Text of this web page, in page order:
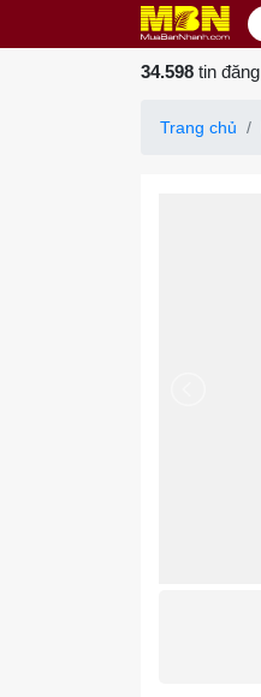
34.598 tin đăng
Trang chủ